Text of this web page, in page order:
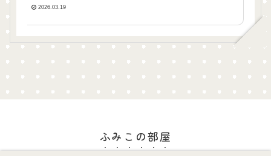
2026.03.19
ふみこの部屋